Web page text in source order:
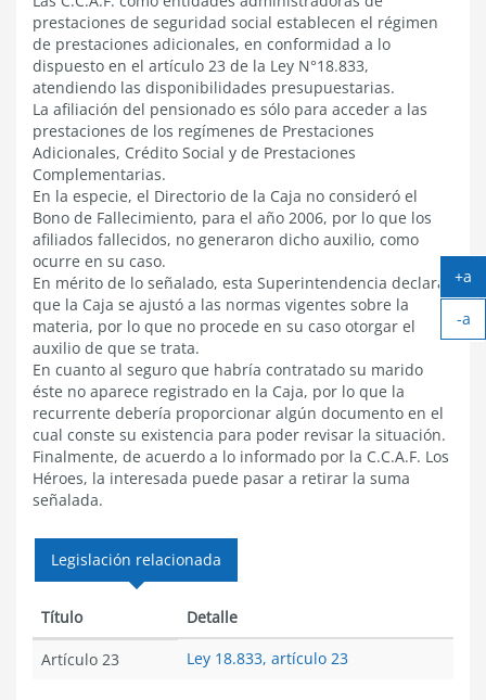
prestaciones de seguridad social establecen el régimen
de prestaciones adicionales, en conformidad a lo
dispuesto en el artículo 23 de la Ley N°18.833,
atendiendo las disponibilidades presupuestarias.
La afiliación del pensionado es sólo para acceder a las
prestaciones de los regímenes de Prestaciones
Adicionales, Crédito Social y de Prestaciones
Complementarias.
En la especie, el Directorio de la Caja no consideró el
Bono de Fallecimiento, para el año 2006, por lo que los
afiliados fallecidos, no generaron dicho auxilio, como
ocurre en su caso.
En mérito de lo señalado, esta Superintendencia declara
que la Caja se ajustó a las normas vigentes sobre la
materia, por lo que no procede en su caso otorgar el
auxilio de que se trata.
En cuanto al seguro que habría contratado su marido
éste no aparece registrado en la Caja, por lo que la
recurrente debería proporcionar algún documento en el
cual conste su existencia para poder revisar la situación.
Finalmente, de acuerdo a lo informado por la C.C.A.F. Los
Héroes, la interesada puede pasar a retirar la suma
señalada.
Legislación relacionada
Título Detalle
Artículo 23 Ley 18.833, artículo 23
+a
-a